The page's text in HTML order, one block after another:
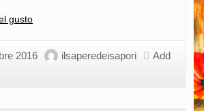
materia
prima?
gusto
2016 ilsaperedeisapori
Add